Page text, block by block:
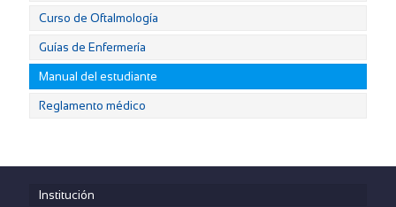
Curso de Oftalmología
Guías de Enfermería
Manual del estudiante
Reglamento médico
Institución